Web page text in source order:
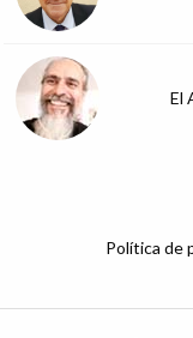
El
Política de